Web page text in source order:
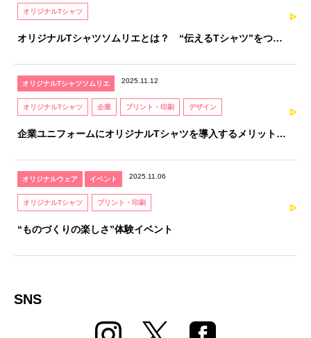
オリジナルTシャツ
オリジナルTシャツソムリエとは？ “伝えるTシャツ”をつく
オリジナルTシャツソムリエ 2025.11.12
オリジナルTシャツ 企業 プリント・印刷 デザイン
企業ユニフォームにオリジナルTシャツを導入するメリットと
オリジナルウェア イベント 2025.11.06
オリジナルTシャツ プリント・印刷
“ものづくりの楽しさ”体験イベント
SNS